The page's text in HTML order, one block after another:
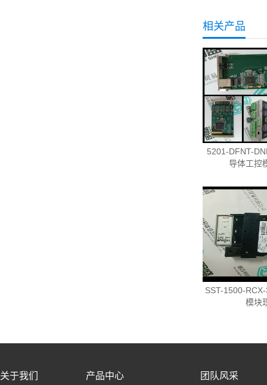
相关产品
5201-DFNT-
导体工控
SST-1500-
模块
关于我们 产品中心 团队风采